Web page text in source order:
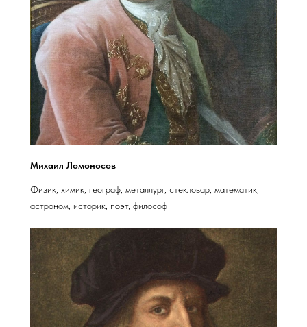
Михаил Ломоносов
Физик, химик, географ, металлург, стекловар, математик,
астроном, историк, поэт, философ